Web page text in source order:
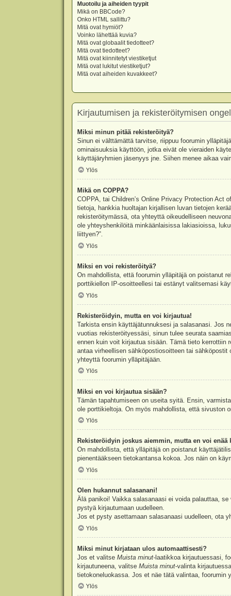
Muotoilu ja aiheiden tyypit
Mikä on BBCode?
Onko HTML sallittu?
Mitä ovat hymiöt?
Voinko lähettää kuvia?
Mitä ovat globaalit tiedotteet?
Mitä ovat tiedotteet?
Mitä ovat kiinnitetyt viestiketjut
Mitä ovat lukitut viestiketjut?
Mitä ovat aiheiden kuvakkeet?
Kirjautumisen ja rekisteröitymisen
Miksi minun pitää rekisteröityä?
Sinun ei välttämättä tarvitse, riippuu foorumin
ominaisuuksia käyttöön, jotka eivät ole vieraiden
käyttäjäryhmien jäsenyys jne. Siihen menee aikaa
Ylös
Mikä on COPPA?
COPPA, tai Children’s Online Privacy Protection
tietoja, hankkia huoltajan kirjallisen luvan tietojen
rekisteröitymässä, ota yhteyttä oikeudelliseen
ole yhteyshenkilöitä minkäänlaisissa lakiasioissa,
liittyen?”.
Ylös
Miksi en voi rekisteröityä?
On mahdollista, että foorumin ylläpitäjä on poistanut
porttikiellon IP-osoitteellesi tai estänyt valitsemasi
Ylös
Rekisteröidyin, mutta en voi kirjautua!
Tarkista ensin käyttäjätunnuksesi ja salasanasi. Jos
vuotias rekisteröityessäsi, sinun tulee seurata
ennen kuin voit kirjautua sisään. Tämä tieto
antaa virheellisen sähköpostiosoitteen tai
yhteyttä foorumin ylläpitäjään.
Ylös
Miksi en voi kirjautua sisään?
Tämän tapahtumiseen on useita syitä. Ensin,
ole porttikieltoja. On myös mahdollista, että sivuston
Ylös
Rekisteröidyin joskus aiemmin, mutta en voi enää
On mahdollista, että ylläpitäjä on poistanut
pienentääkseen tietokantansa kokoa. Jos näin on
Ylös
Olen hukannut salasanani!
Älä panikoi! Vaikka salasanaasi ei voida palauttaa,
pystyä kirjautumaan uudelleen.
Jos et pysty asettamaan salasanaasi uudelleen, ota
Ylös
Miksi minut kirjataan ulos automaattisesti?
Jos et valitse Muista minut-laatikkoa kirjautuessasi,
kirjautuneena, valitse Muista minut-valinta
tietokoneluokassa. Jos et näe tätä valintaa, foorumin
Ylös